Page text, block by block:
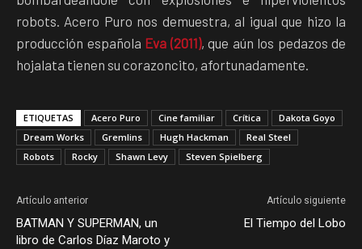
robots. Acero Puro nos demuestra, al igual que hizo la
producción española Eva (2011), que aún los pedazos de
hojalata tienen su corazoncito, afortunadamente.
ETIQUETAS Acero Puro Cine familiar Crítica
Dakota Goyo
Dream Works
Gremlins Hugh Hackman
Real Steel
Robots
Rocky Shawn Levy Steven Spielberg
Artículo anterior
BATMAN Y SUPERMAN, un
libro de Carlos Díaz Maroto y
Artículo siguiente
El Tiempo del Lobo